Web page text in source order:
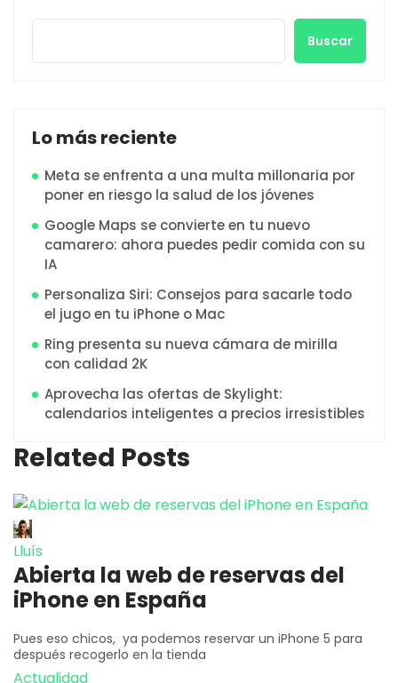
Buscar
Lo más reciente
Meta se enfrenta a una multa millonaria por
poner en riesgo la salud de los jóvenes
Google Maps se convierte en tu nuevo
camarero: ahora puedes pedir comida con su
IA
Personaliza Siri: Consejos para sacarle todo
el jugo en tu iPhone o Mac
Ring presenta su nueva cámara de mirilla
con calidad 2K
Aprovecha las ofertas de Skylight:
calendarios inteligentes a precios irresistibles
Related Posts
Lluís
Abierta la web de reservas del
iPhone en España
Pues eso chicos, ya podemos reservar un iPhone 5 para
después recogerlo en la tienda
Actualidad